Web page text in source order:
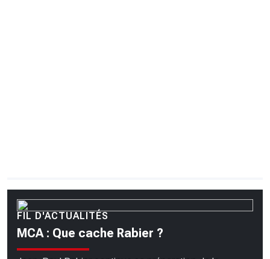
FIL D'ACTUALITÉS
MCA : Que cache Rabier ?